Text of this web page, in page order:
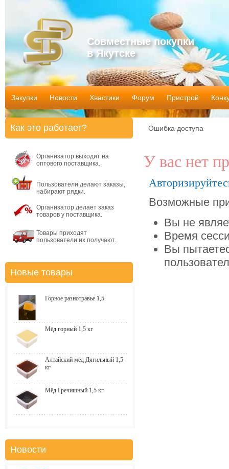
Совместные покупки
в Якутске
Закупки Новости Хвастики Форум Пристрой
Ошибка доступа
У вас нет
Возможные
Вы не
Время
Вы
Как это работает?
Организатор выходит на
оптового поставщика.
Пользователи делают заказы,
набирают рядки.
Организатор делает заказ
товаров у поставщика.
Товары приходят
пользователи их получают.
Новые товары
Горное разнотравье 1,5
Мёд горный 1,5 кг
Алтайский мёд Дягильный 1,5
кг
Мёд Гречишный 1,5 кг
Новости